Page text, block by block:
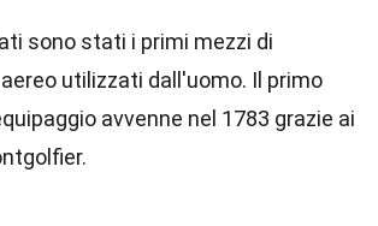
sono stati i primi mezzi di
utilizzati dall'uomo. Il primo
avvenne nel 1783 grazie ai